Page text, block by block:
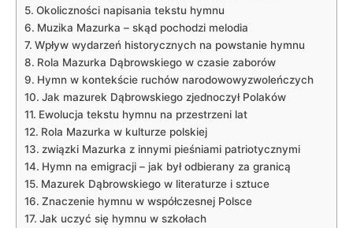
Okoliczności napisania⁤ tekstu⁤ hymnu
Muzika Mazurka‌ – skąd pochodzi melodia
Wpływ wydarzeń​ historycznych na powstanie⁣ hymnu
Rola Mazurka Dąbrowskiego w czasie zaborów
Hymn w kontekście​ ruchów narodowowyzwoleńczych
Jak ⁣mazurek Dąbrowskiego zjednoczył Polaków
Ewolucja tekstu hymnu na⁢ przestrzeni lat
Rola Mazurka w kulturze ⁣polskiej
związki Mazurka ⁢z innymi pieśniami patriotycznymi
Hymn na ⁤emigracji⁤ – jak był odbierany za granicą
Mazurek Dąbrowskiego w‌ literaturze i sztuce
Znaczenie hymnu w współczesnej Polsce
Jak uczyć się hymnu w szkołach